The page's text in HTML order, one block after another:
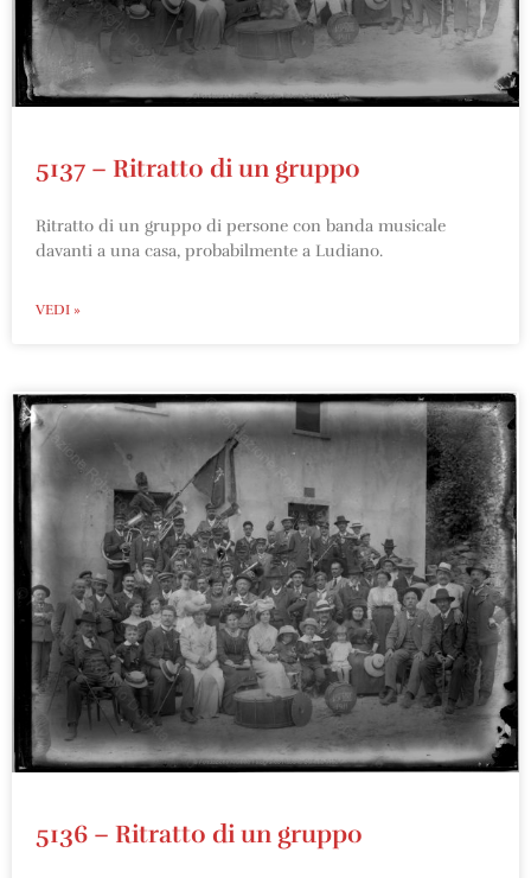
5137 – Ritratto di un gruppo
Ritratto di un gruppo di persone con banda musicale
davanti a una casa, probabilmente a Ludiano.
VEDI »
5136 – Ritratto di un gruppo